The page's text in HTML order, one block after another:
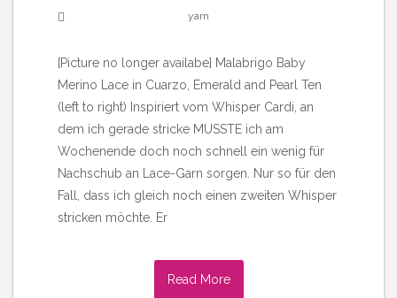
yarn
[Picture no longer availabe] Malabrigo Baby
Merino Lace in Cuarzo, Emerald and Pearl Ten
(left to right) Inspiriert vom Whisper Cardi, an
dem ich gerade stricke MUSSTE ich am
Wochenende doch noch schnell ein wenig für
Nachschub an Lace-Garn sorgen. Nur so für den
Fall, dass ich gleich noch einen zweiten Whisper
stricken möchte. Er
Read More